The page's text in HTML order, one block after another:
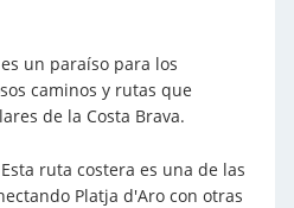
un paraíso para los
caminos y rutas que
de la Costa Brava.
ruta costera es una de las
Platja d'Aro con otras